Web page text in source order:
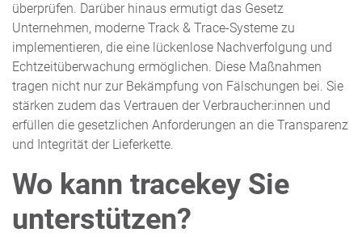
überprüfen. Darüber hinaus ermutigt das Gesetz
Unternehmen, moderne Track & Trace-Systeme zu
implementieren, die eine lückenlose Nachverfolgung und
Echtzeitüberwachung ermöglichen. Diese Maßnahmen
tragen nicht nur zur Bekämpfung von Fälschungen bei. Sie
stärken zudem das Vertrauen der Verbraucher:innen und
erfüllen die gesetzlichen Anforderungen an die Transparenz
und Integrität der Lieferkette.
Wo kann tracekey Sie
unterstützen?